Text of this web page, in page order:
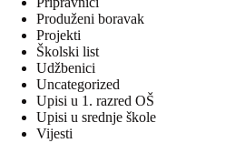
Produženi boravak
Projekti
Školski list
Udžbenici
Uncategorized
Upisi u 1. razred OŠ
Upisi u srednje škole
Vijesti